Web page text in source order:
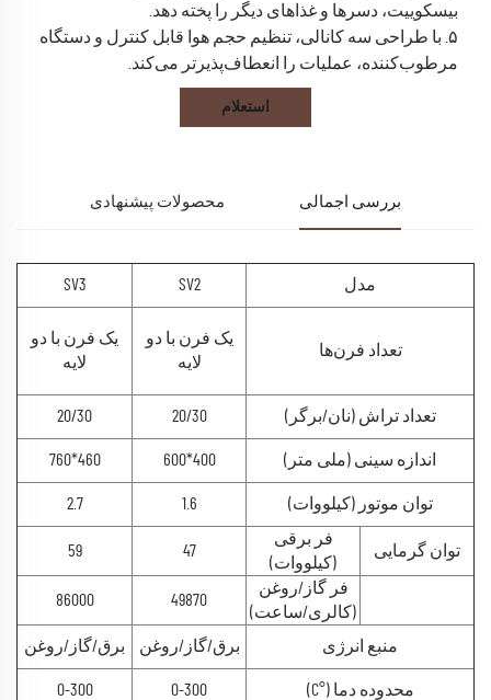
بیسکوییت، دسرها و غذاهای دیگر را پخته دهد.
۵. با طراحی سه کانالی، تنظیم حجم هوا قابل کنترل و دستگاه
مرطوب‌کننده، عملیات را انعطاف‌پذیرتر می‌کند.
استعلام
بررسی اجمالی محصولات پیشنهادی
مدل SV2
SV3
تعداد فرن‌ها
یک فرن با دو
لایه
یک فرن با دو
لایه
تعداد تراش (نان/برگر) 20/30
20/30
اندازه سینی (ملی متر) 400*600
460*760
توان موتور (کیلووات) 1.6
2.7
توان گرمایی
فر برقی
(کیلووات)
47
59
فر گاز/روغن
(کالری/ساعت)
49870
86000
منبع انرژی برق/گاز/روغن برق/گاز/روغن
محدوده دما (°C) 0-300
0-300